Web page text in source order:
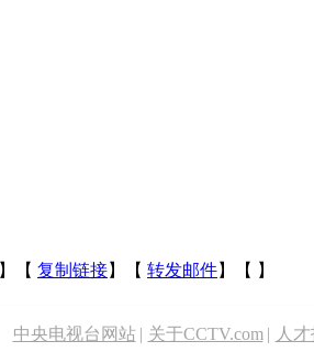
】【 复制链接】【 转发邮件】【 】
中央电视台网站 | 关于CCTV.com | 人